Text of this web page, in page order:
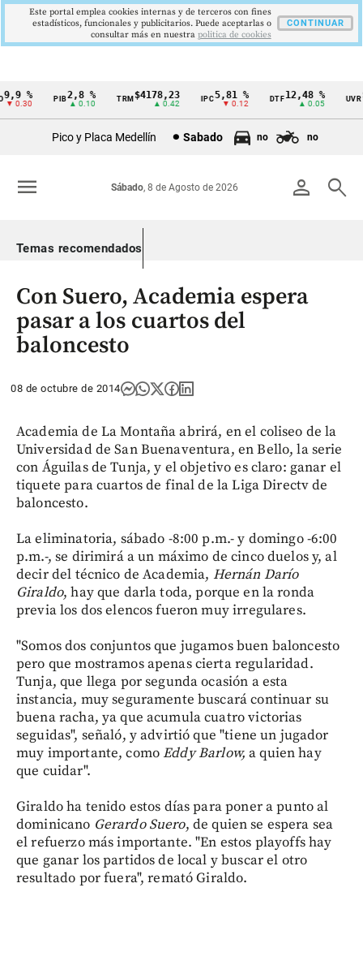
Cintillo
Colombia
%
0.30
PIB2,8 %
▲ 0.10
TRM$4178,23
▲ 0.42
IPC5,81 %
▼ 0.12
DTF12,48 %
▲ 0.05
UVR
Pico y Placa Medellín Sabado no no
person search
Sábado, 8 de Agosto de 2026
menu
Temas recomendados
Con Suero, Academia espera
pasar a los cuartos del
baloncesto
08 de octubre de 2014
Academia de La Montaña abrirá, en el coliseo de la
Universidad de San Buenaventura, en Bello, la serie
con Águilas de Tunja, y el objetivo es claro: ganar el
tiquete para cuartos de final de la Liga Directv de
baloncesto.
La eliminatoria, sábado -8:00 p.m.- y domingo -6:00
p.m.-, se dirimirá a un máximo de cinco duelos y, al
decir del técnico de Academia, Hernán Darío
Giraldo, hay que darla toda, porque en la ronda
previa los dos elencos fueron muy irregulares.
"Somos dos conjuntos que jugamos buen baloncesto
pero que mostramos apenas cierta regularidad.
Tunja, que llega por segunda ocasión a esta
instancia, muy seguramente buscará continuar su
buena racha, ya que acumula cuatro victorias
seguidas", señaló, y advirtió que "tiene un jugador
muy importante, comoEddy Barlow, a quien hay
que cuidar".
Giraldo ha tenido estos días para poner a punto al
dominicano Gerardo Suero, de quien se espera sea
el refuerzo más importante. "En estos playoffs hay
que ganar los partidos de local y buscar el otro
resultado por fuera", remató Giraldo.
Este portal emplea cookies internas y de terceros con fines
estadísticos, funcionales y publicitarios. Puede aceptarlas o
consultar más en nuestra politica de cookies
CONTINUAR